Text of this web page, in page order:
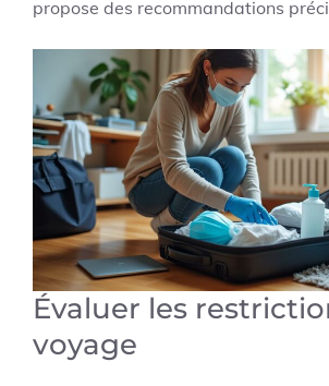
propose des recommandations
Évaluer les
voyage